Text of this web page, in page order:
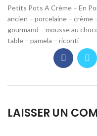
Petits Pots A Crème – En
ancien – porcelaine – crème
gourmand – mousse au
table – pamela – riconti
LAISSER UN